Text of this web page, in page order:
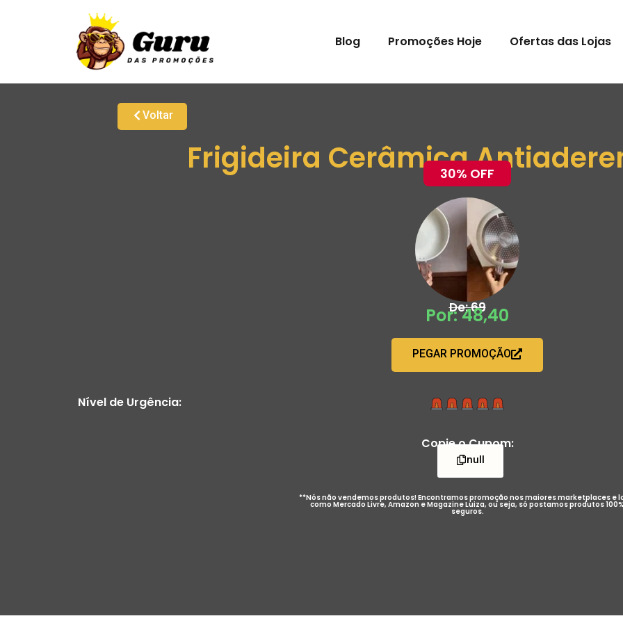
Blog Promoções Hoje Ofertas das Lojas
Voltar
Frigideira Cerâmica
30% OFF
De: 69
Por: 48,40
PEGAR PROMOÇÃO
Nível de Urgência:
Copie o Cupom:
null
**Nós não vendemos produtos! Encontramos promoção nos maiores marketplaces e
como Mercado Livre, Amazon e Magazine Luiza, ou seja, só postamos produtos 100%
seguros.